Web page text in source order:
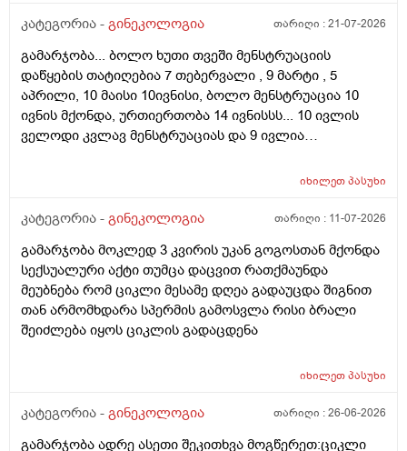
კატეგორია - გინეკოლოგია თარიღი :21-07-2026
გამარჯობა... ბოლო ხუთი თვეში მენსტრუაციის
დაწყების თატიღებია 7 თებერვალი , 9 მარტი , 5
აპრილი, 10 მაისი 10ივნისი, ბოლო მენსტრუაცია 10
ივნის მქონდა, ურთიერთობა 14 ივნისსს... 10 ივლის
ველოდი კვლავ მენსტრუაციას და 9 ივლია
მენსტრუაცია 10 დღეა გადამიცდს,,, ორსულობას არ
თვე გავიდა... 9 ივლის რო დავორსულებოდი როგორ
ტკივილის ხან არა, შარდვის შემდეგ ტკივილი და
შებერილობის შეგრძმება...ჩემით ორციპოლი და
ნოშპაც დავლიეე.... რა უნდა ვქნა
იხილეთპასუხი
კატეგორია - გინეკოლოგია თარიღი : 11-07-2026
გამარჯობა მოკლედ 3 კვირის უკან გოგოსთან მქონდა
სექსუალური აქტი თუმცა დაცვით რათქმაუნდა
მეუბნება რომ ციკლი მესამე დღეა გადაუცდა შიგნით
თან არმომხდარა სპერმის გამოსვლა რისი ბრალი
შეიძლება იყოს ციკლის გადაცდენა
იხილეთპასუხი
კატეგორია - გინეკოლოგია თარიღი :26-06-2026
გამარჯობა ადრე ასეთი შეკითხვა მოგწერეთ:ციკლი